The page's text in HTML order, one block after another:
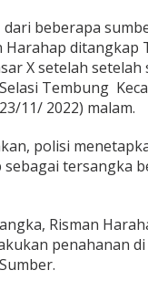
beberapa
ditangkap
X setelah setelah
Tembung
11/ 2022) malam.
polisi
tersangka
Risman
penahanan